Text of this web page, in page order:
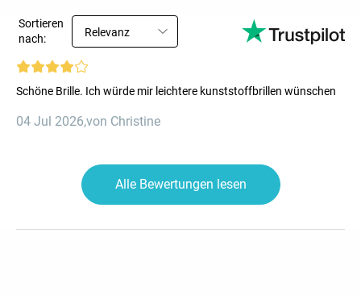
Sortieren
nach:
Relevanz
Schöne Brille. Ich würde mir leichtere kunststoffbrillen wünschen
04 Jul 2026,von Christine
Alle Bewertungen lesen